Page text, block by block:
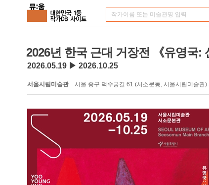
2026년 한국 근대 거장전 《유영국:
2026.05.19 ▶ 2026.10.25
서울시립미술관 서울 중구 덕수궁길 61 (서소문동, 서울시립미술관)